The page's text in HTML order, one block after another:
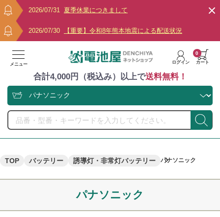
2026/07/31 夏季休業につきまして
2026/07/30 【重要】令和8年熊本地震による配送状況
メニュー ログイン カート
0
合計4,000円（税込み）以上で送料無料！
TOP バッテリー 誘導灯・非常灯バッテリー パナソニック
パナソニック